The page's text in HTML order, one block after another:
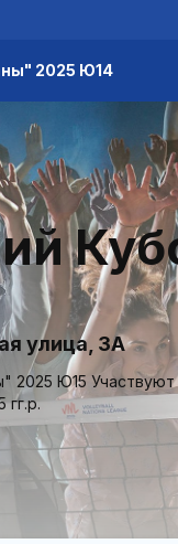
2025 Ю14
улица, 3А
2025 Ю15 Участвуют
гг.р.